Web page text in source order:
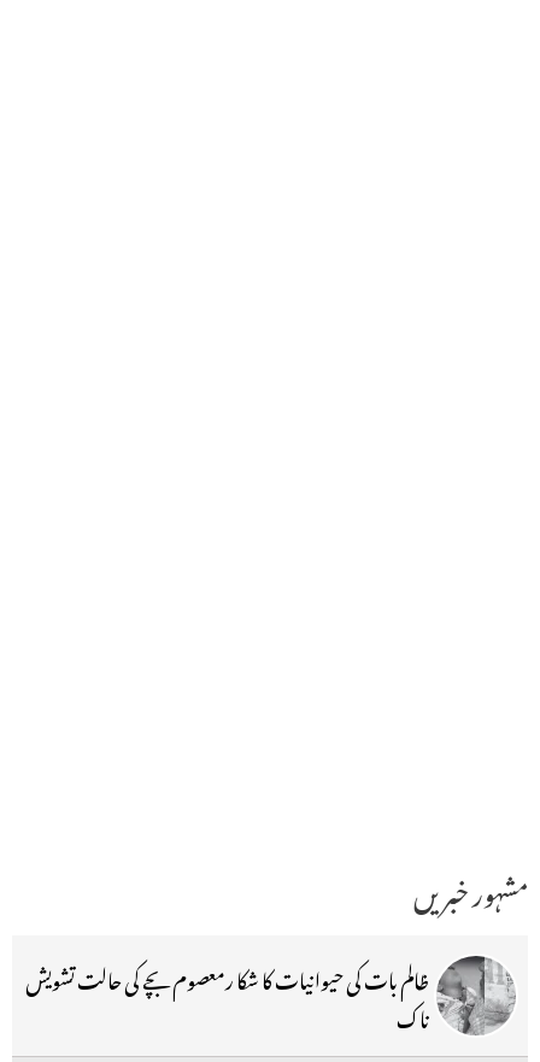
مشہور خبریں
ظالم بات کی حیوانیات کا شکا رمعصوم بچے کی حالت تشویش
ناک